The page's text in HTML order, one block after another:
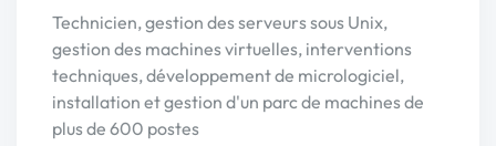
Technicien, gestion des serveurs sous Unix,
gestion des machines virtuelles, interventions
techniques, développement de micrologiciel,
installation et gestion d'un parc de machines de
plus de 600 postes